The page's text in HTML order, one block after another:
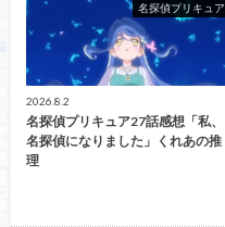
名探偵プリキュア
2026.8.2
名探偵プリキュア27話感想「私、
名探偵になりました」くれあの推
理